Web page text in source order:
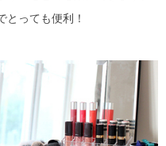
とっても便利！